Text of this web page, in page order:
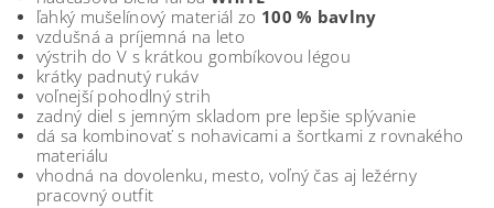
ľahký mušelínový materiál zo 100 % bavlny
vzdušná a príjemná na leto
výstrih do V s krátkou gombíkovou légou
krátky padnutý rukáv
voľnejší pohodlný strih
zadný diel s jemným skladom pre lepšie splývanie
dá sa kombinovať s nohavicami a šortkami z rovnakého
materiálu
vhodná na dovolenku, mesto, voľný čas aj ležérny
pracovný outfit